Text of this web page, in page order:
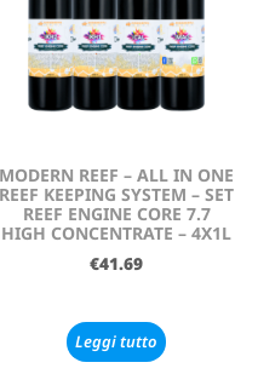
MODERN REEF – ALL IN ONE
REEF KEEPING SYSTEM – SET
REEF ENGINE CORE 7.7
HIGH CONCENTRATE – 4X1L
€41.69
Leggi tutto